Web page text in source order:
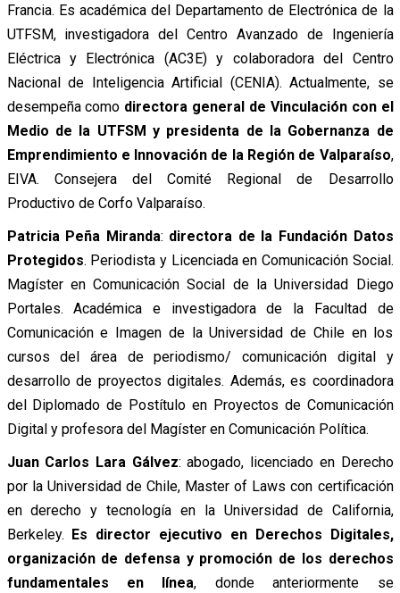
Francia. Es académica del Departamento de Electrónica de la
UTFSM, investigadora del Centro Avanzado de Ingeniería
Eléctrica y Electrónica (AC3E) y colaboradora del Centro
Nacional de Inteligencia Artificial (CENIA). Actualmente, se
desempeña como directora general de Vinculación con el
Medio de la UTFSM y presidenta de la Gobernanza de
Emprendimiento e Innovación de la Región de Valparaíso,
EIVA. Consejera del Comité Regional de Desarrollo
Productivo de Corfo Valparaíso.
Patricia Peña Miranda: directora de la Fundación Datos
Protegidos. Periodista y Licenciada en Comunicación Social.
Magíster en Comunicación Social de la Universidad Diego
Portales. Académica e investigadora de la Facultad de
Comunicación e Imagen de la Universidad de Chile en los
cursos del área de periodismo/ comunicación digital y
desarrollo de proyectos digitales. Además, es coordinadora
del Diplomado de Postítulo en Proyectos de Comunicación
Digital y profesora del Magíster en Comunicación Política.
Juan Carlos Lara Gálvez: abogado, licenciado en Derecho
por la Universidad de Chile, Master of Laws con certificación
en derecho y tecnología en la Universidad de California,
Berkeley. Es director ejecutivo en Derechos Digitales,
organización de defensa y promoción de los derechos
fundamentales en línea, donde anteriormente se